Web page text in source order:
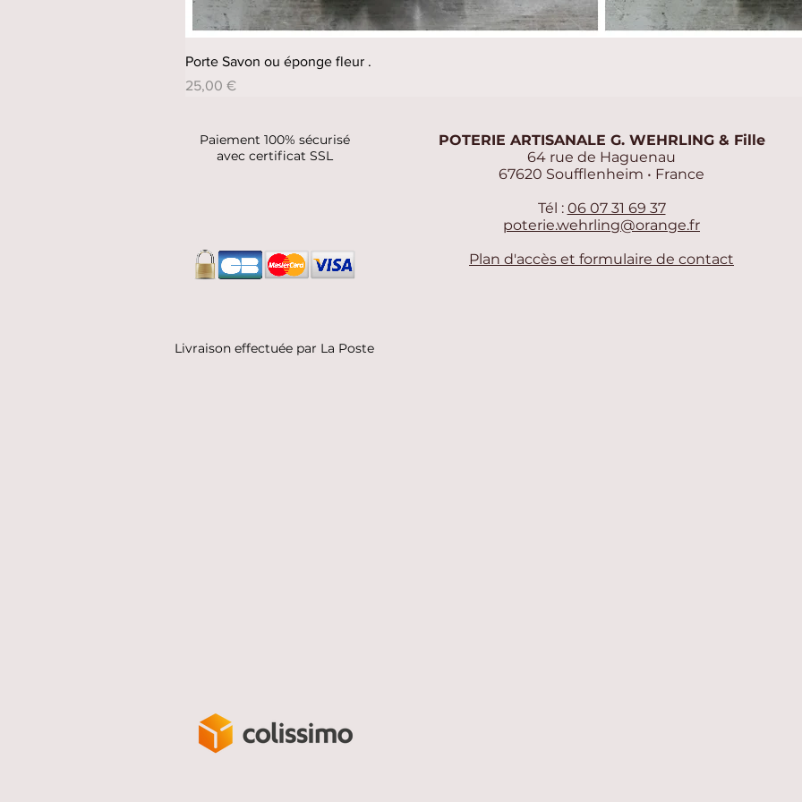
Porte Savon ou éponge fleur .
Prix
25,00 €
Paiement 100% sécurisé
avec certificat SSL
POTERIE ARTISANALE G. WEHRLING & Fille
64 rue de Haguenau
67620 Soufflenheim • France
Tél : 06 07 31 69 37
poterie.wehrling@orange.fr
Plan d'accès et formulaire de contact
Livraison effectuée par La Poste